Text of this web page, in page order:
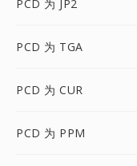
PCD 为 JP2
PCD 为 TGA
PCD 为 CUR
PCD 为 PPM